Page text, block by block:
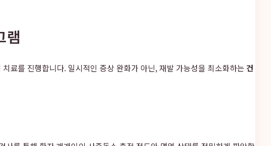
램
료를 진행합니다. 일시적인 증상 완화가 아닌, 재발 가능성을 최소화하는 건